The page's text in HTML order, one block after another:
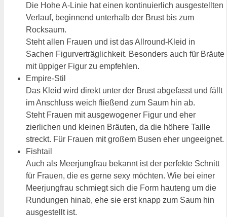
Die Hohe A-Linie hat einen kontinuierlich ausgestellten
Verlauf, beginnend unterhalb der Brust bis zum
Rocksaum.
Steht allen Frauen und ist das Allround-Kleid in
Sachen Figurverträglichkeit. Besonders auch für Bräute
mit üppiger Figur zu empfehlen.
Empire-Stil
Das Kleid wird direkt unter der Brust abgefasst und fällt
im Anschluss weich fließend zum Saum hin ab.
Steht Frauen mit ausgewogener Figur und eher
zierlichen und kleinen Bräuten, da die höhere Taille
streckt. Für Frauen mit großem Busen eher ungeeignet.
Fishtail
Auch als Meerjungfrau bekannt ist der perfekte Schnitt
für Frauen, die es gerne sexy möchten. Wie bei einer
Meerjungfrau schmiegt sich die Form hauteng um die
Rundungen hinab, ehe sie erst knapp zum Saum hin
ausgestellt ist.